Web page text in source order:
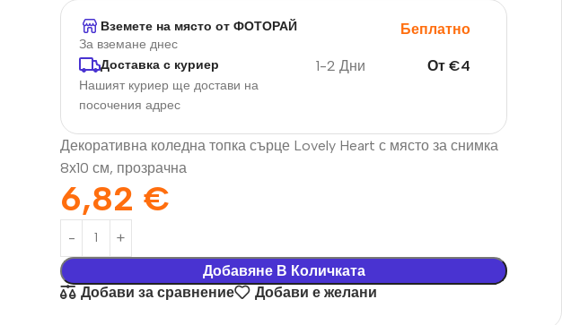
Вземете на място от ФОТОРАЙ
За вземане днес
Беплатно
Доставка с куриер
Нашият куриер ще достави на
посочения адрес
1-2 Дни От €4
Декоративна коледна топка сърце Lovely Heart с място за снимка
8х10 см, прозрачна
6,82€
Добавяне В Количката
Добави за сравнение
Добави е желани